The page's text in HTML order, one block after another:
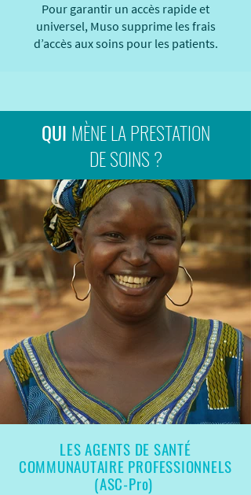
Pour garantir un accès rapide et
universel, Muso supprime les frais
d’accès aux soins pour les patients.
QUI MÈNE LA PRESTATION
DE SOINS ?
LES AGENTS DE SANTÉ
COMMUNAUTAIRE PROFESSIONNELS
(ASC-Pro)